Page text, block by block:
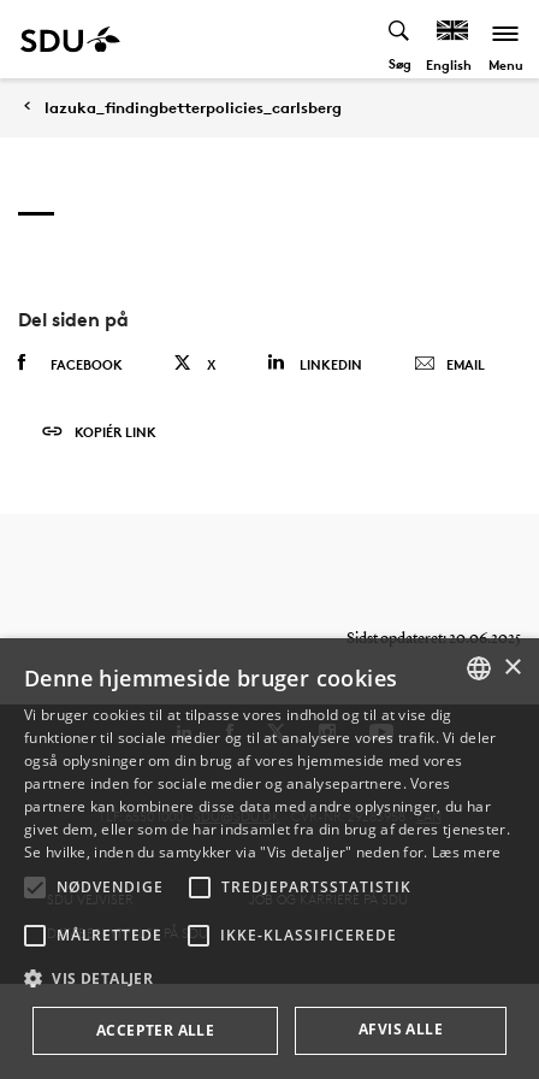
Søg English Menu
lazuka_findingbetterpolicies_carlsberg
Del siden på
FACEBOOK X LINKEDIN EMAIL
KOPIÉR LINK
Sidst opdateret: 20.06.2025
TLF: 6550 1000 · SDU@SDU.DK · CVR-NR: 29283958 ·EAN
SDU VEJVISER
JOB OG KARRIERE PÅ SDU
DATABESKYTTELSE PÅ SDU
DANISH
DANISH
×
Denne hjemmeside bruger cookies
Vi bruger cookies til at tilpasse vores indhold og til at vise dig
funktioner til sociale medier og til at analysere vores trafik. Vi deler
også oplysninger om din brug af vores hjemmeside med vores
partnere inden for sociale medier og analysepartnere. Vores
partnere kan kombinere disse data med andre oplysninger, du har
givet dem, eller som de har indsamlet fra din brug af deres tjenester.
Se hvilke, inden du samtykker via "Vis detaljer" neden for. Læs mere
NØDVENDIGE
TREDJEPARTSSTATISTIK
MÅLRETTEDE IKKE-KLASSIFICEREDE
VIS DETALJER
ACCEPTER ALLE AFVIS ALLE